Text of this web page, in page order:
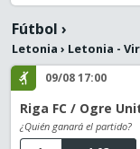
Fútbol ›
Letonia › Letonia -
09/08 17:00
Riga FC / Ogre
¿Quién ganará el partido?